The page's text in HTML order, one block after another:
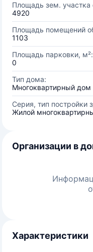
Площадь зем.
4920
Площадь помещений
1103
Площадь парковки, м²:
0
Тип дома:
Многоквартирный дом
Серия, тип постройки
Жилой
Организации в
Характеристики